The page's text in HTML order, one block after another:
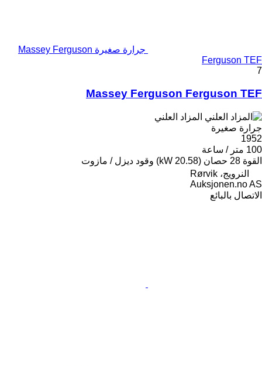
جرارة صغيرة Massey Ferguson
Ferguson TEF
7
Massey Ferguson Ferguson TEF
المزاد العلني
جرارة صغيرة
1952
100 متر / ساعة
القوة 28 حصان (20.58 kW) وقود ديزل / مازوت
النرويج، Rørvik
Auksjonen.no AS
الاتصال بالبائع